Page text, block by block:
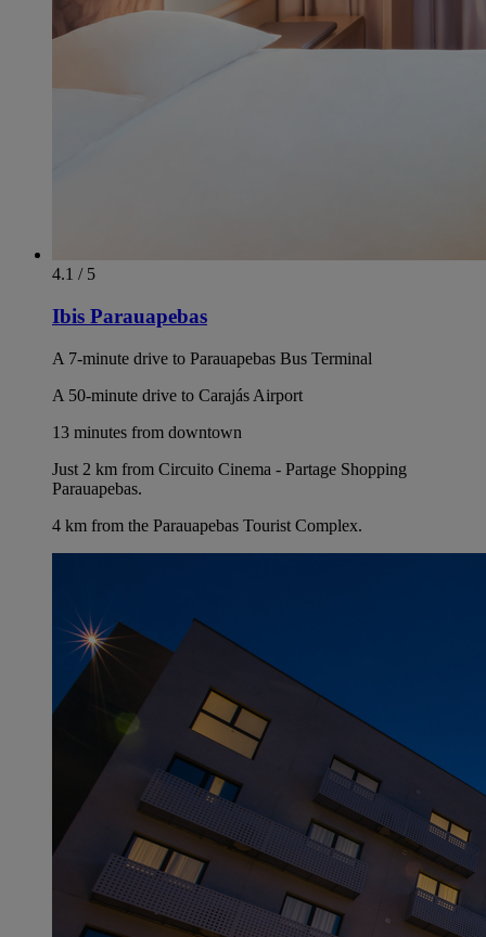
4.1 / 5
Ibis Parauapebas
A 7-minute drive to Parauapebas Bus Terminal
A 50-minute drive to Carajás Airport
13 minutes from downtown
Just 2 km from Circuito Cinema - Partage Shopping
Parauapebas.
4 km from the Parauapebas Tourist Complex.